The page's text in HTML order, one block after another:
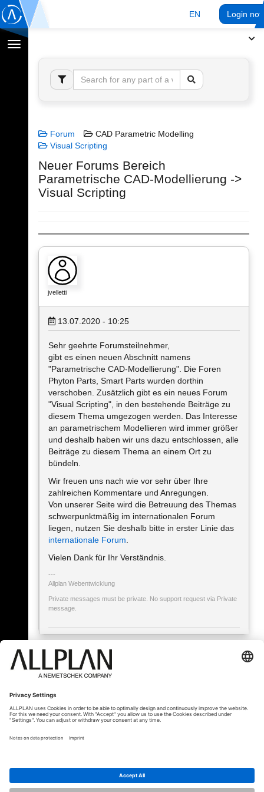
EN Login
Toggle
navigation
Forum
CAD Parametric Modelling
Visual Scripting
Neuer Forums Bereich
Parametrische CAD-Modellierung ->
Visual Scripting
jvelletti
13.07.2020 - 10:25
Sehr geehrte Forumsteilnehmer,
gibt es einen neuen Abschnitt namens
"Parametrische CAD-Modellierung". Die Foren
Phyton Parts, Smart Parts wurden dorthin
verschoben. Zusätzlich gibt es ein neues Forum
"Visual Scripting", in den bestehende Beiträge zu
diesem Thema umgezogen werden. Das Interesse
an parametrischem Modellieren wird immer größer
und deshalb haben wir uns dazu entschlossen, alle
Beiträge zu diesem Thema an einem Ort zu
bündeln.
Wir freuen uns nach wie vor sehr über Ihre
zahlreichen Kommentare und Anregungen.
Von unserer Seite wird die Betreuung des Themas
schwerpunktmäßig im internationalen Forum
liegen, nutzen Sie deshalb bitte in erster Linie das
internationale Forum
Vielen Dank für Ihr Verständnis.
Allplan Webentwicklung
Private messages must be private. No support request via Private
message.
© ALLPLAN Deutschland GmbH ALLPLAN is part of the
Group